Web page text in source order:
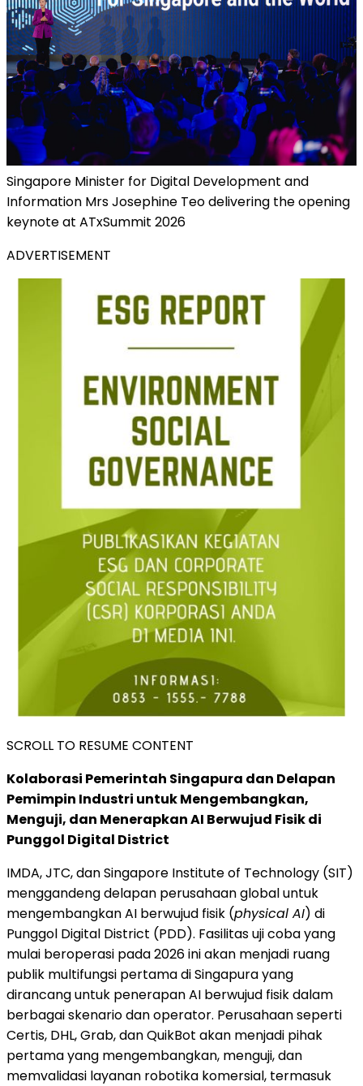
Singapore Minister for Digital Development and
Information Mrs Josephine Teo delivering the opening
keynote at ATxSummit 2026
ADVERTISEMENT
SCROLL TO RESUME CONTENT
Kolaborasi Pemerintah Singapura dan Delapan
Pemimpin Industri untuk Mengembangkan,
Menguji, dan Menerapkan AI Berwujud Fisik di
Punggol Digital District
IMDA, JTC, dan Singapore Institute of Technology (SIT)
menggandeng delapan perusahaan global untuk
mengembangkan AI berwujud fisik (physical AI) di
Punggol Digital District (PDD). Fasilitas uji coba yang
mulai beroperasi pada 2026 ini akan menjadi ruang
publik multifungsi pertama di Singapura yang
dirancang untuk penerapan AI berwujud fisik dalam
berbagai skenario dan operator. Perusahaan seperti
Certis, DHL, Grab, dan QuikBot akan menjadi pihak
pertama yang mengembangkan, menguji, dan
memvalidasi layanan robotika komersial, termasuk